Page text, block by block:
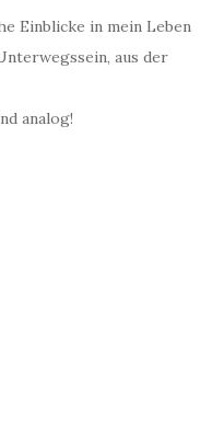
Einblicke in mein Leben
aus der
analog!